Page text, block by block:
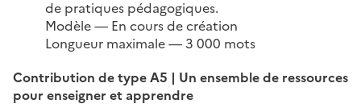
de pratiques pédagogiques.
Modèle — En cours de création
Longueur maximale — 3 000 mots
Contribution de type A5 | Un ensemble de ressources
pour enseigner et apprendre